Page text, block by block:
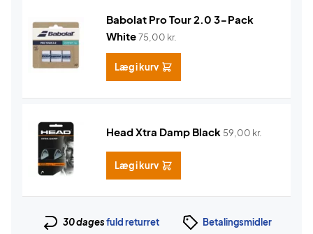
Babolat Pro Tour 2.0 3-Pack
White75,00 kr.
Læg i kurv
Head Xtra Damp Black 59,00 kr.
Læg i kurv
30 dagesfuld returret Betalingsmidler